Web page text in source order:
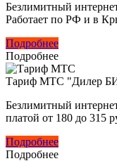
Безлимитный
Работает по РФ и в
Подробнее
Подробнее
Тариф МТС "Дилер
Безлимитный
платой от 180 до 315
Подробнее
Подробнее